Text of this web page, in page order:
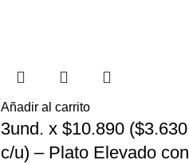
Añadir al carrito
3und. x $10.890 ($3.630
c/u) – Plato Elevado con